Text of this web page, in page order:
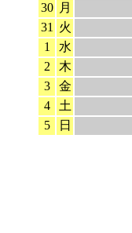
30
月
31
火
1
水
2
木
3
金
4
土
5
日